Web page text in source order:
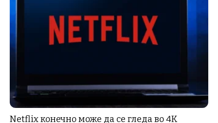
Netflix конечно може да се гледа во 4K